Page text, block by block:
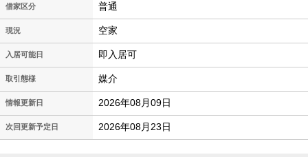
借家区分 普通
現況 空家
入居可能日 即入居可
取引態様 媒介
情報更新日 2026年08月09日
次回更新予定日 2026年08月23日